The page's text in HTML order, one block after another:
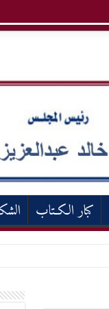
كبار الكـتاب